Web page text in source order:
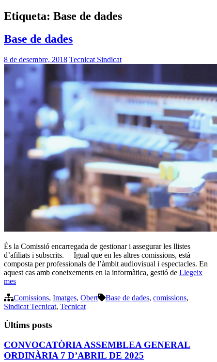
Etiqueta: Base de dades
Base de dades
8 de desembre, 2018 Tecnicat Sindicat
És la Comissió encarregada de gestionar i assegurar les llistes
d’afiliats i subscrits. Igual que en les altres comissions, està
composta per professionals de l’àmbit audiovisual i espectacles. En
aquest cas amb coneixements en la informàtica, gestió de Llegeix
mes
Comissions, Imatges, Obert Base de dades, comissions,
Sindicat Tecnicat, Tecnicat
Ùltims posts
CONVOCATÒRIA ASSEMBLEA GENERAL
ORDINÀRIA 7 D’ABRIL DE 2025